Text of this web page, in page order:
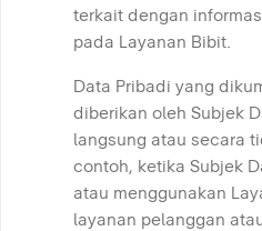
terkait dengan
pada Layanan Bibit.
Data Pribadi yang
diberikan oleh Subjek
langsung atau secara
contoh, ketika Subjek
atau menggunakan
layanan pelanggan